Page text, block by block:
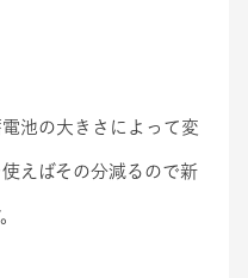
池の大きさによって変
えばその分減るので新